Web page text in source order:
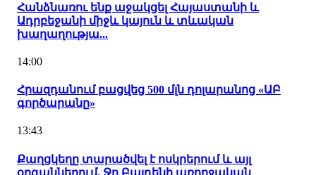
Հանձնառու ենք աջակցել Հայաստանի և
Ադրբեջանի միջև կայուն և տևական
խաղաղությա...
14:00
Հրազդանում բացվեց 500 մլն դոլարանոց «ԱԲ
գործարանը»
13:43
Քաղցկեղը տարածվել է ոսկրերում և այլ
օրգաններում. Ջո Բայդենի առողջական